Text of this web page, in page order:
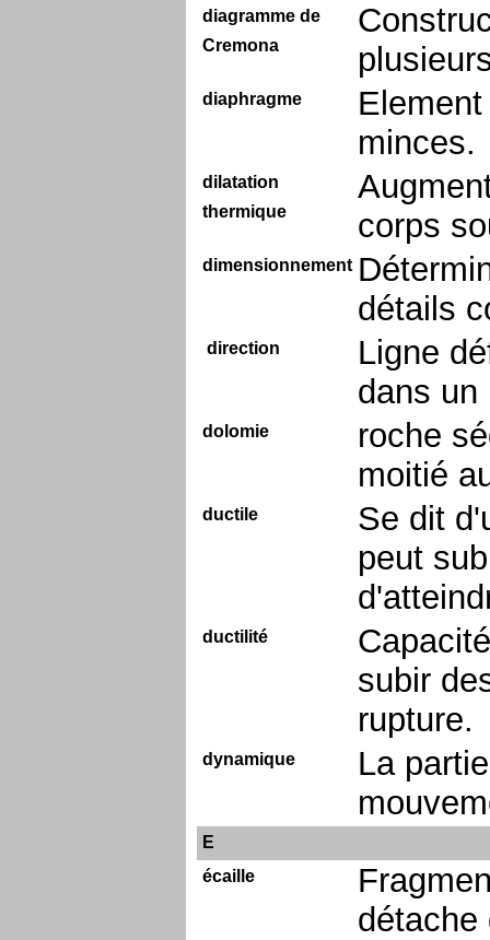
diagramme de
Cremona
diaphragme
minces.
dilatation
thermique
corps
dimensionnement
détails
direction
Ligne
dans un
dolomie
roche
moitié
ductile
Se dit
peut
ductilité
subir
rupture.
dynamique
La
E
écaille
détache